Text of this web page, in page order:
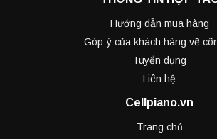
Hướng dẫn mua hàng
Góp ý của khách hàng về
Tuyển dụng
Liên hệ
Cellpiano.vn
Trang chủ